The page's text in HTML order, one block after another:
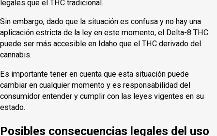
legales que el THC tradicional.
Sin embargo, dado que la situación es confusa y no hay una
aplicación estricta de la ley en este momento, el Delta-8 THC
puede ser más accesible en Idaho que el THC derivado del
cannabis.
Es importante tener en cuenta que esta situación puede
cambiar en cualquier momento y es responsabilidad del
consumidor entender y cumplir con las leyes vigentes en su
estado.
Posibles consecuencias legales del uso